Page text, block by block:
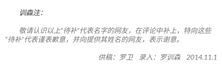
训森注：
敬请认识以上“待补”代表名字的网友，在评论中补上，特向这些
“待补”代表谨表歉意，并向提供其姓名的网友，表示谢意。
供稿：罗卫 录入：罗训森 2014.11.1